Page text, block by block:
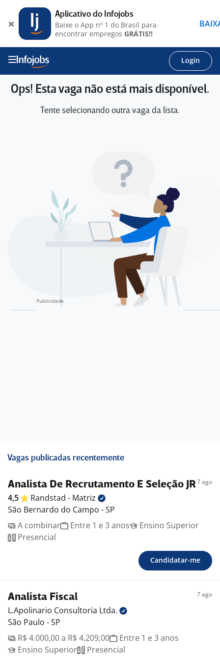
Login
Ops! Esta vaga não está mais disponível.
Tente selecionando outra vaga da lista.
Vagas publicadas recentemente
Analista De Recrutamento E Seleção JR7 ago
4,5 Randstad - Matriz
São Bernardo do Campo - SP
A combinar
Entre 1 e 3 anos
Ensino Superior
Presencial
Candidatar-me
Analista Fiscal 7 ago
L.Apolinario Consultoria Ltda.
São Paulo - SP
R$ 4.000,00 a R$ 4.209,00
Entre 1 e 3 anos
Ensino Superior
Presencial
Aplicativo do Infojobs
Baixe o App nº 1 do Brasil para
encontrar empregos GRÁTIS!!